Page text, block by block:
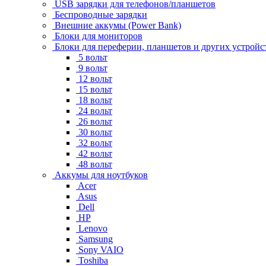
USB зарядки для телефонов/планшетов
Беспроводные зарядки
Внешние аккумы (Power Bank)
Блоки для мониторов
Блоки для переферии, планшетов и других
5 вольт
9 вольт
12 вольт
15 вольт
18 вольт
24 вольт
26 вольт
30 вольт
32 вольт
42 вольт
48 вольт
Аккумы для ноутбуков
Acer
Asus
Dell
HP
Lenovo
Samsung
Sony VAIO
Toshiba